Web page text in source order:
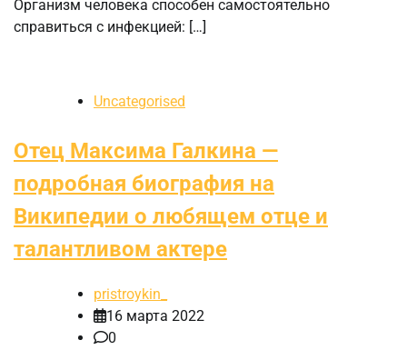
Организм человека способен самостоятельно
справиться с инфекцией: […]
Uncategorised
Отец Максима Галкина —
подробная биография на
Википедии о любящем отце и
талантливом актере
pristroykin_
16 марта 2022
0